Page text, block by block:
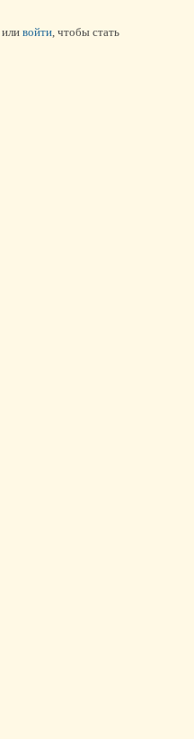
или войти, чтобы стать